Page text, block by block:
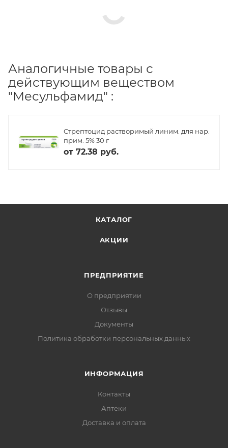
Аналогичные товары с
действующим веществом
"Месульфамид" :
Стрептоцид растворимый линим. для нар.
прим. 5% 30 г
от 72.38 руб.
КАТАЛОГ
АКЦИИ
ПРЕДПРИЯТИЕ
О предприятии
Отзывы
Документы
Политика обработки персональных данных
ИНФОРМАЦИЯ
Контакты
Аптеки
Доставка и оплата